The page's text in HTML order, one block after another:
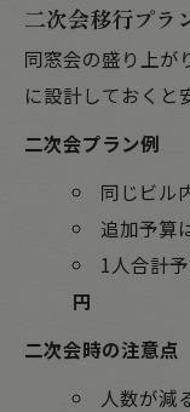
二次会移行プラ
同窓会の盛り上が
に設計しておくと
二次会プラン例
同じビル
追加予算
1人合計
円
二次会時の注意点
人数が減